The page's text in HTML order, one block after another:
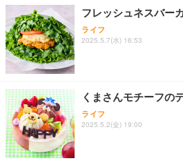
フレッシュネスバー
ライフ
2025.5.7(水) 16:53
くまさんモチーフの
ライフ
2025.5.2(金) 19:00